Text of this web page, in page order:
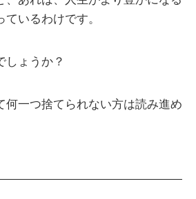
いるわけです。
しょうか？
何一つ捨てられない方は読み進め